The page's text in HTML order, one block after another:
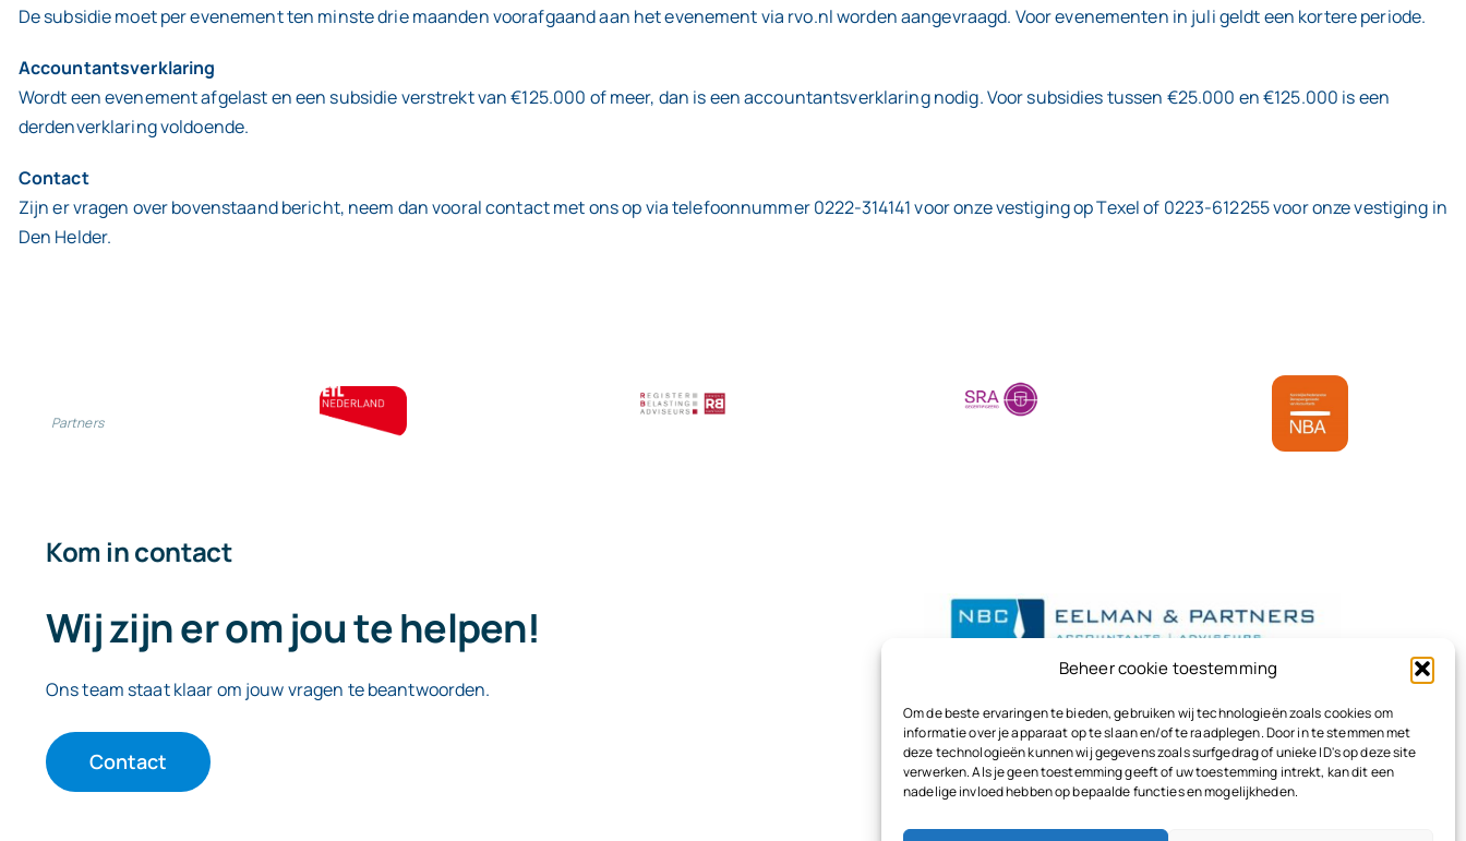
Beheer cookie toestemming
Om de beste ervaringen te bieden, gebruiken wij technologieën zoals cookies om
informatie over je apparaat op te slaan en/of te raadplegen. Door in te stemmen met
deze technologieën kunnen wij gegevens zoals surfgedrag of unieke ID's op deze site
verwerken. Als je geen toestemming geeft of uw toestemming intrekt, kan dit een
nadelige invloed hebben op bepaalde functies en mogelijkheden.
De subsidie moet per evenement ten minste drie maanden voorafgaand aan het evenement via rvo.nl worden aangevraagd. Voor evenementen in juli geldt een kortere periode.
Accountantsverklaring
Wordt een evenement afgelast en een subsidie verstrekt van €125.000 of meer, dan is een accountantsverklaring nodig. Voor subsidies tussen €25.000 en €125.000 is een
derdenverklaring voldoende.
Contact
Zijn er vragen over bovenstaand bericht, neem dan vooral contact met ons op via telefoonnummer 0222-314141 voor onze vestiging op Texel of 0223-612255 voor onze vestiging in
Den Helder.
Partners
Kom in contact
Wij zijn er om jou te helpen!
Ons team staat klaar om jouw vragen te beantwoorden.
Contact